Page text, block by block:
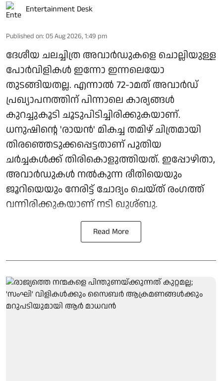
Entertainment Desk
Published on: 05 Aug 2026, 1:49 pm
ദേശീയ ചലച്ചിത്ര അവാർഡുകളെ ചൊല്ലിയുള്ള
പോർവിളികൾ ഇന്നോ ഇന്നലെയോ
തുടങ്ങിയതല്ല. എന്നാൽ 72-ാമത് അവാർഡ്
പ്രഖ്യാപനത്തിന് പിന്നാലെ കാര്യങ്ങൾ
കുറച്ചുകൂടി ചൂടുപിടിച്ചിരിക്കുകയാണ്.
ധനുഷിന്റെ 'രായൻ' മികച്ച തമിഴ് ചിത്രമായി
തിരഞ്ഞെടുക്കപ്പെട്ടതാണ് പുതിയ
ചർച്ചകൾക്ക് തിരികൊളുത്തിയത്. ഇപ്പോഴിതാ,
അവാർഡുകൾ നൽകുന്ന രീതിയെയും
ജൂറിയെയും നേരിട്ട് ചോദ്യം ചെയ്ത് രംഗത്ത്
വന്നിരിക്കുകയാണ് നടി ഖുശ്ബു.
Read More